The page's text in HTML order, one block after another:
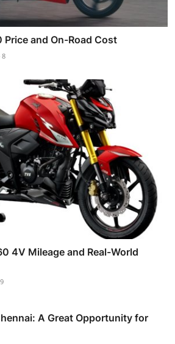
Price and On-Road Cost
8
4V Mileage and Real-World
9
A Great Opportunity for